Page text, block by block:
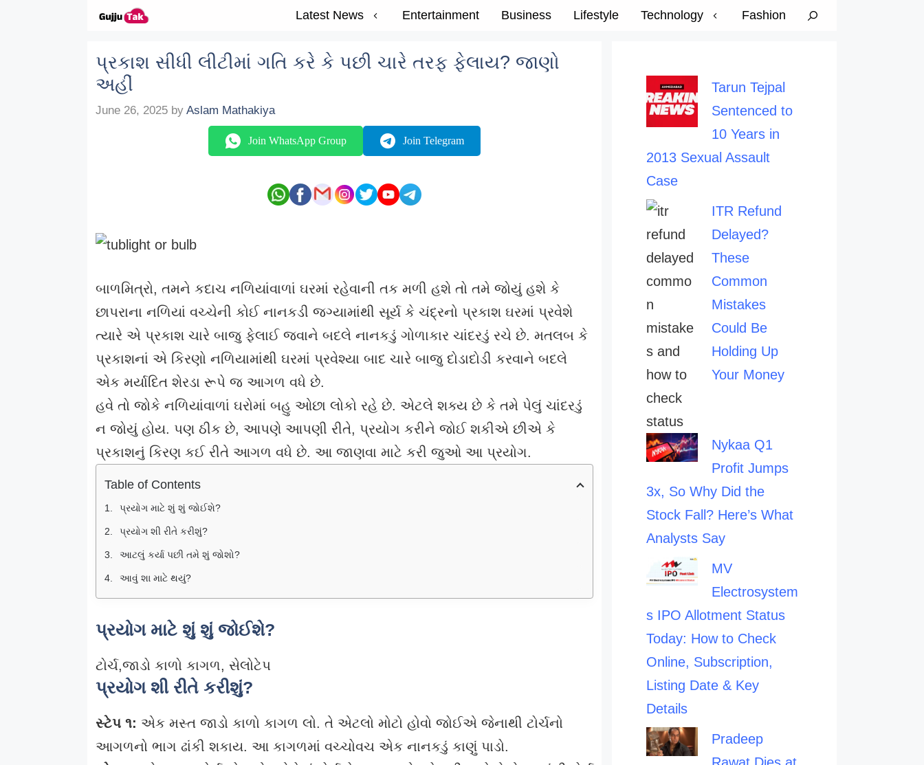
Latest News Entertainment Business Lifestyle Technology Fashion
પ્રકાશ સીધી લીટીમાં ગતિ કરે કે પછી ચારે તરફ ફેલાય? જાણો
અહીં
June 26, 2025 by Aslam Mathakiya
Join WhatsApp Group Join Telegram
બાળમિત્રો, તમને કદાચ નળિયાંવાળાં ઘરમાં રહેવાની તક મળી હશે તો તમે જોયું હશે કે
છાપરાના નળિયાં વચ્ચેની કોઈ નાનકડી જગ્યામાંથી સૂર્ય કે ચંદ્રનો પ્રકાશ ઘરમાં પ્રવેશે
ત્યારે એ પ્રકાશ ચારે બાજુ ફેલાઈ જવાને બદલે નાનકડું ગોળાકાર ચાંદરડું રચે છે. મતલબ કે
પ્રકાશનાં એ કિરણો નળિયામાંથી ઘરમાં પ્રવેશ્યા બાદ ચારે બાજુ દોડાદોડી કરવાને બદલે
એક મર્યાદિત શેરડા રૂપે જ આગળ વધે છે.
હવે તો જોકે નળિયાંવાળાં ઘરોમાં બહુ ઓછા લોકો રહે છે. એટલે શક્ય છે કે તમે પેલું ચાંદરડું
ન જોયું હોય. પણ ઠીક છે, આપણે આપણી રીતે, પ્રયોગ કરીને જોઈ શકીએ છીએ કે
પ્રકાશનું કિરણ કઈ રીતે આગળ વધે છે. આ જાણવા માટે કરી જુઓ આ પ્રયોગ.
Table of Contents
પ્રયોગ માટે શું શું જોઈશે?
પ્રયોગ શી રીતે કરીશું?
આટલું કર્યા પછી તમે શું જોશો?
આવું શા માટે થયું?
પ્રયોગ માટે શું શું જોઈશે?
ટોર્ચ,જાડો કાળો કાગળ, સેલોટેપ
પ્રયોગ શી રીતે કરીશું?
સ્ટેપ ૧: એક મસ્ત જાડો કાળો કાગળ લો. તે એટલો મોટો હોવો જોઈએ જેનાથી ટોર્ચનો
આગળનો ભાગ ઢાંકી શકાય. આ કાગળમાં વચ્ચોવચ એક નાનકડું કાણું પાડો.
Tarun Tejpal
Sentenced to
10 Years in
2013 Sexual Assault
Case
ITR Refund
Delayed?
These
Common
Mistakes
Could Be
Holding Up
Your Money
Nykaa Q1
Profit Jumps
3x, So Why Did the
Stock Fall? Here’s What
Analysts Say
MV
Electrosystem
s IPO Allotment Status
Today: How to Check
Online, Subscription,
Listing Date & Key
Details
Pradeep